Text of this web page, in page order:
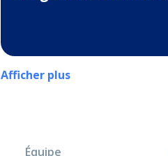
Afficher plus
Équipe